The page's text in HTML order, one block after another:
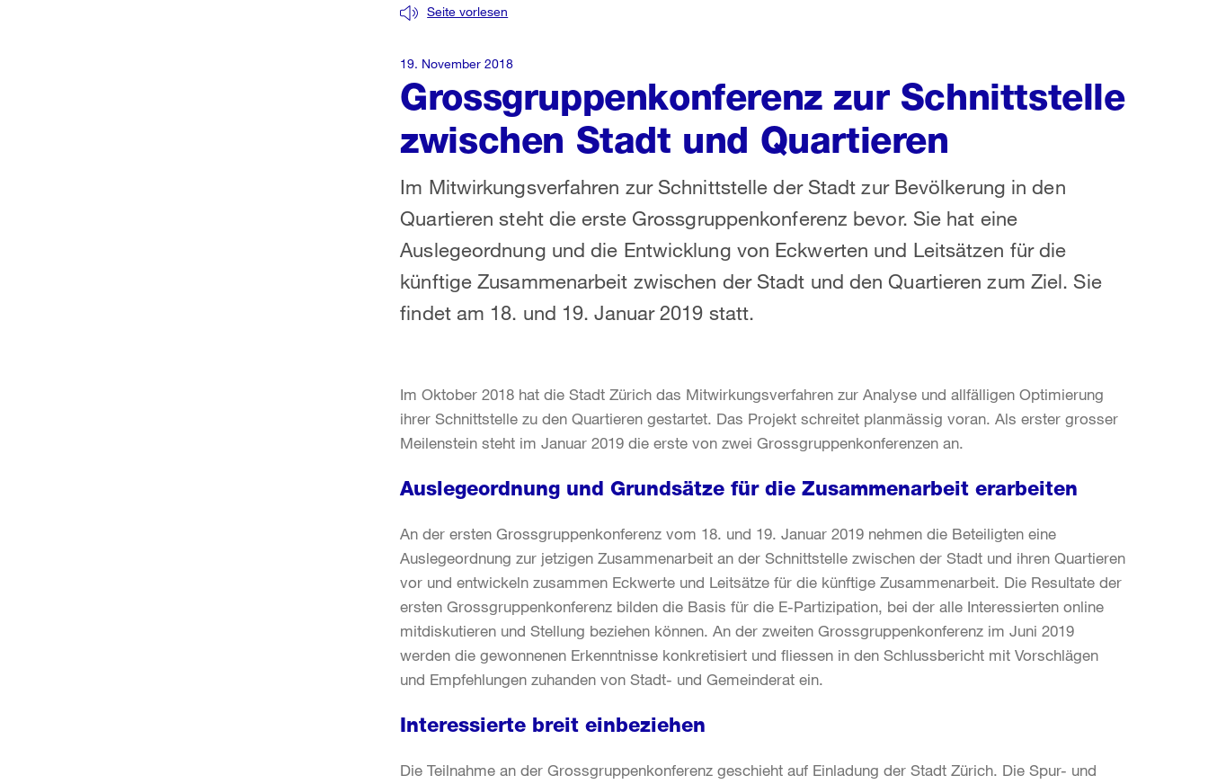
Grossgruppenkonferenz zur Schnittstelle
zwischen Stadt und Quartieren
Seite vorlesen
Im Mitwirkungsverfahren zur Schnittstelle der Stadt zur Bevölkerung in den
Quartieren steht die erste Grossgruppenkonferenz bevor. Sie hat eine
Auslegeordnung und die Entwicklung von Eckwerten und Leitsätzen für die
künftige Zusammenarbeit zwischen der Stadt und den Quartieren zum Ziel. Sie
findet am 18. und 19. Januar 2019 statt.
19. November 2018
Im Oktober 2018 hat die Stadt Zürich das Mitwirkungsverfahren zur Analyse und allfälligen Optimierung
ihrer Schnittstelle zu den Quartieren gestartet. Das Projekt schreitet planmässig voran. Als erster grosser
Meilenstein steht im Januar 2019 die erste von zwei Grossgruppenkonferenzen an.
Auslegeordnung und Grundsätze für die Zusammenarbeit erarbeiten
An der ersten Grossgruppenkonferenz vom 18. und 19. Januar 2019 nehmen die Beteiligten eine
Auslegeordnung zur jetzigen Zusammenarbeit an der Schnittstelle zwischen der Stadt und ihren Quartieren
vor und entwickeln zusammen Eckwerte und Leitsätze für die künftige Zusammenarbeit. Die Resultate der
ersten Grossgruppenkonferenz bilden die Basis für die E-Partizipation, bei der alle Interessierten online
mitdiskutieren und Stellung beziehen können. An der zweiten Grossgruppenkonferenz im Juni 2019
werden die gewonnenen Erkenntnisse konkretisiert und fliessen in den Schlussbericht mit Vorschlägen
und Empfehlungen zuhanden von Stadt- und Gemeinderat ein.
Interessierte breit einbeziehen
Die Teilnahme an der Grossgruppenkonferenz geschieht auf Einladung der Stadt Zürich. Die Spur- und